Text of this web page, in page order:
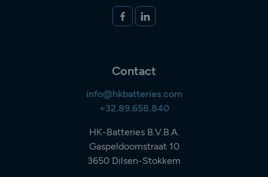
Volg ons op
FACEBOOKLINKEDIN
Contact
info@hkbatteries.com
+32.89.658.840
HK-Batteries B.V.B.A.
Gaspeldoornstraat 10
3650 Dilsen-Stokkem